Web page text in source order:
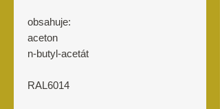
obsahuje:
aceton
n-butyl-acetát
RAL6014